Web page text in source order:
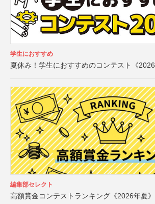
学生におすすめ
夏休み！学生におすすめのコンテスト《2026
編集部セレクト
高額賞金コンテストランキング《2026年夏》